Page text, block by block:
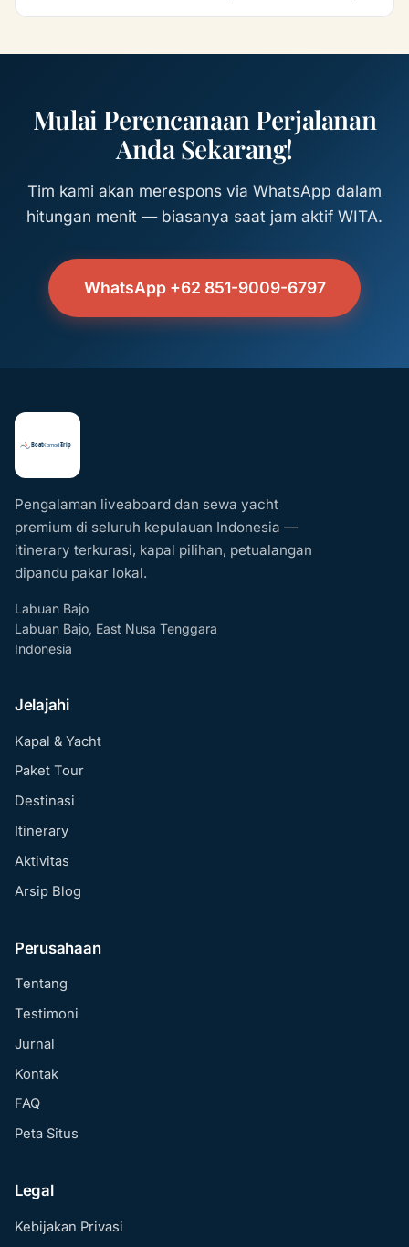
Mulai Perencanaan Perjalanan
Anda Sekarang!
Tim kami akan merespons via WhatsApp dalam
hitungan menit — biasanya saat jam aktif WITA.
WhatsApp +62 851-9009-6797
Pengalaman liveaboard dan sewa yacht
premium di seluruh kepulauan Indonesia —
itinerary terkurasi, kapal pilihan, petualangan
dipandu pakar lokal.
Labuan Bajo
Labuan Bajo, East Nusa Tenggara
Indonesia
Jelajahi
Kapal & Yacht
Paket Tour
Destinasi
Itinerary
Aktivitas
Arsip Blog
Perusahaan
Tentang
Testimoni
Jurnal
Kontak
FAQ
Peta Situs
Legal
Kebijakan Privasi